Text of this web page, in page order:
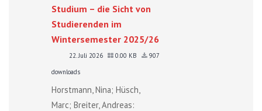
Studium – die Sicht von
Studierenden im
Wintersemester 2025/26
22. Juli 2026 0.00 KB
907
downloads
Horstmann, Nina; Hüsch,
Marc; Breiter, Andreas: